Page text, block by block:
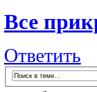
Все
Ответить